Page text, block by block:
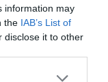
information may
the IAB’s List of
disclose it to other